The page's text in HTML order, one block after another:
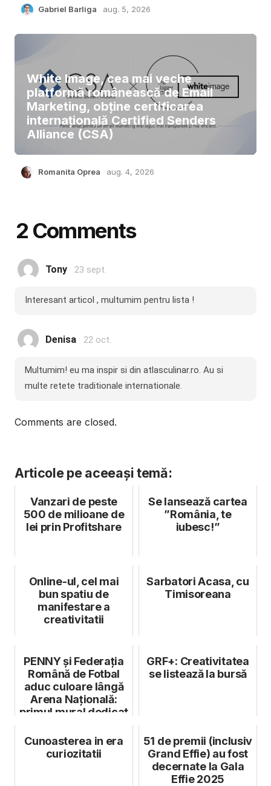
Gabriel Barliga aug. 5, 2026
White Image, cea mai veche
platformă românească de Email
Marketing, obține certificarea
internațională Certified Senders
Alliance (CSA)
Romanita Oprea aug. 4, 2026
2 Comments
Tony 23 sept.
Interesant articol , multumim pentru lista !
Denisa 22 oct.
Multumim! eu ma inspir si din atlasculinar.ro. Au si
multe retete traditionale internationale.
Comments are closed.
Articole pe aceeași temă:
Vanzari de peste
500 de milioane de
lei prin Profitshare
Se lansează cartea
”România, te
iubesc!”
Online-ul, cel mai
bun spatiu de
manifestare a
creativitatii
Sarbatori Acasa, cu
Timisoreana
PENNY și Federația
Română de Fotbal
aduc culoare lângă
Arena Națională:
primul mural dedicat
GRF+: Creativitatea
se listează la bursă
Cunoasterea in era
curiozitatii
51 de premii (inclusiv
Grand Effie) au fost
decernate la Gala
Effie 2025